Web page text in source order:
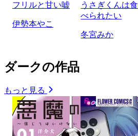
フリルと甘い嘘
伊勢本やこ
うさぎくんは食
べられたい
冬宮みか
ダークの作品
もっと見る